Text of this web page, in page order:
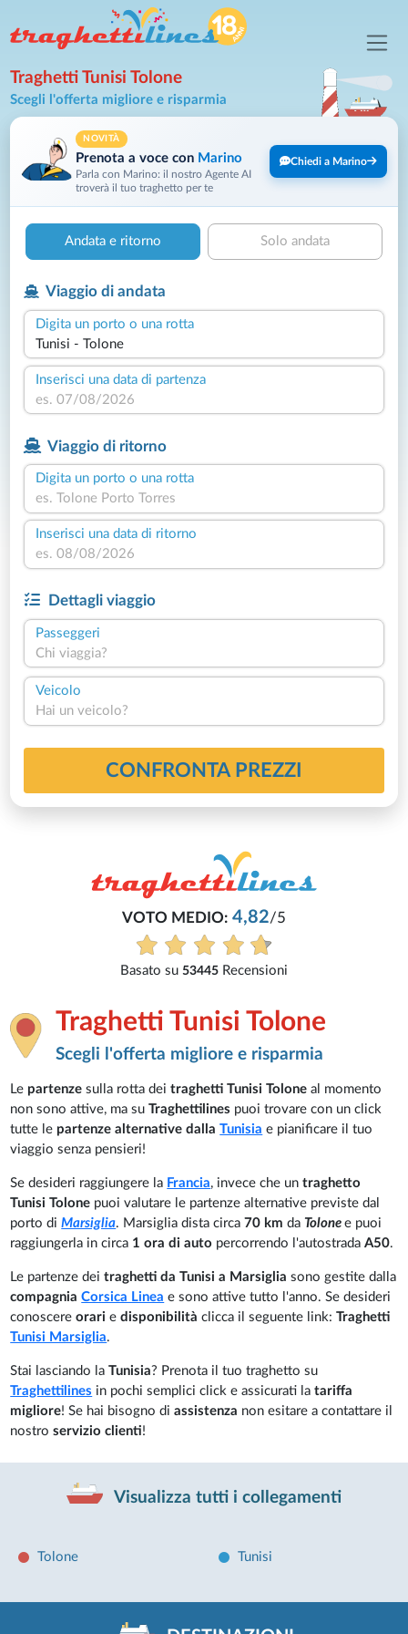
Traghetti Tunisi Tolone
Scegli l'offerta migliore e risparmia
NOVITÀ
Prenota a voce con Marino
Parla con Marino: il nostro Agente AI
troverà il tuo traghetto per te
Chiedi a Marino
Andata e ritorno Solo andata
Viaggio di andata
Digita un porto o una rotta
Inserisci una data di partenza
Viaggio di ritorno
Digita un porto o una rotta
Inserisci una data di ritorno
Dettagli viaggio
Passeggeri
Chi viaggia?
Veicolo
Hai un veicolo?
CONFRONTA PREZZI
VOTO MEDIO: 4,82/5
Basato su 53445 Recensioni
Traghetti Tunisi Tolone
Scegli l'offerta migliore e risparmia
Le partenzesulla rotta deitraghetti Tunisi Toloneal momento
non sono attive, ma suTraghettilines puoi trovare con un click
tutte le partenze alternative dallaTunisia e pianificare il tuo
viaggio senza pensieri!
Se desideri raggiungere la Francia, invece che untraghetto
Tunisi Tolone puoi valutare le partenze alternative previste dal
porto diMarsiglia. Marsiglia dista circa70 km daTolonee puoi
raggiungerla in circa 1 ora di auto percorrendo l'autostradaA50.
Le partenze deitraghetti da Tunisi a Marsigliasono gestite dalla
compagniaCorsica Linea e sono attive tutto l'anno. Se desideri
conoscereorariedisponibilitàclicca il seguente link:Traghetti
Tunisi Marsiglia.
Stai lasciando laTunisia? Prenota il tuo traghetto su
Traghettilines in pochi semplici click e assicurati la tariffa
migliore! Se hai bisogno diassistenza non esitare a contattare il
nostro servizio clienti!
Visualizza tutti i collegamenti
Tolone Tunisi